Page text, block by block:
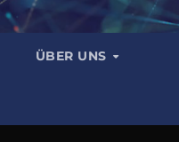
ÜBER UNS